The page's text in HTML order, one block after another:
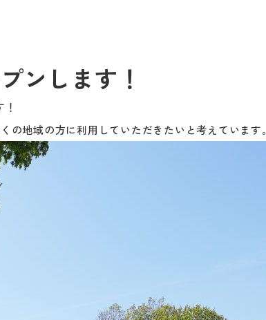
ンします！
地域の方に利用していただきたいと考えています。